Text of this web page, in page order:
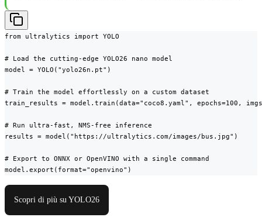
from ultralytics import YOLO
# Load the cutting-edge YOLO26 nano model
model = YOLO("yolo26n.pt")
# Train the model effortlessly on a custom dataset
train_results = model.train(data="coco8.yaml", epochs=100,
# Run ultra-fast, NMS-free inference
results = model("https://ultralytics.com/images/bus.jpg")
# Export to ONNX or OpenVINO with a single command
model.export(format="openvino")
Scopri di più su YOLO26